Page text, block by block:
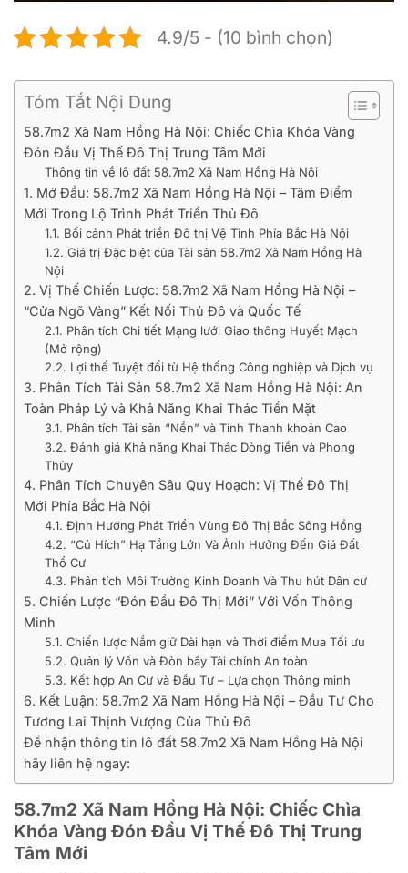
4.9/5 - (10 bình chọn)
Tóm Tắt Nội Dung
58.7m2 Xã Nam Hồng Hà Nội: Chiếc Chìa Khóa Vàng
Đón Đầu Vị Thế Đô Thị Trung Tâm Mới
Thông tin về lô đất 58.7m2 Xã Nam Hồng Hà Nội
1. Mở Đầu: 58.7m2 Xã Nam Hồng Hà Nội – Tâm Điểm
Mới Trong Lộ Trình Phát Triển Thủ Đô
1.1. Bối cảnh Phát triển Đô thị Vệ Tinh Phía Bắc Hà Nội
1.2. Giá trị Đặc biệt của Tài sản 58.7m2 Xã Nam Hồng Hà
Nội
2. Vị Thế Chiến Lược: 58.7m2 Xã Nam Hồng Hà Nội –
“Cửa Ngõ Vàng” Kết Nối Thủ Đô và Quốc Tế
2.1. Phân tích Chi tiết Mạng lưới Giao thông Huyết Mạch
(Mở rộng)
2.2. Lợi thế Tuyệt đối từ Hệ thống Công nghiệp và Dịch vụ
3. Phân Tích Tài Sản 58.7m2 Xã Nam Hồng Hà Nội: An
Toàn Pháp Lý và Khả Năng Khai Thác Tiền Mặt
3.1. Phân tích Tài sản “Nền” và Tính Thanh khoản Cao
3.2. Đánh giá Khả năng Khai Thác Dòng Tiền và Phong
Thủy
4. Phân Tích Chuyên Sâu Quy Hoạch: Vị Thế Đô Thị
Mới Phía Bắc Hà Nội
4.1. Định Hướng Phát Triển Vùng Đô Thị Bắc Sông Hồng
4.2. “Cú Hích” Hạ Tầng Lớn Và Ảnh Hưởng Đến Giá Đất
Thổ Cư
4.3. Phân tích Môi Trường Kinh Doanh Và Thu hút Dân cư
5. Chiến Lược “Đón Đầu Đô Thị Mới” Với Vốn Thông
Minh
5.1. Chiến lược Nắm giữ Dài hạn và Thời điểm Mua Tối ưu
5.2. Quản lý Vốn và Đòn bẩy Tài chính An toàn
5.3. Kết hợp An Cư và Đầu Tư – Lựa chọn Thông minh
6. Kết Luận: 58.7m2 Xã Nam Hồng Hà Nội – Đầu Tư Cho
Tương Lai Thịnh Vượng Của Thủ Đô
Để nhận thông tin lô đất 58.7m2 Xã Nam Hồng Hà Nội
hãy liên hệ ngay:
58.7m2 Xã Nam Hồng Hà Nội: Chiếc Chìa
Khóa Vàng Đón Đầu Vị Thế Đô Thị Trung
Tâm Mới